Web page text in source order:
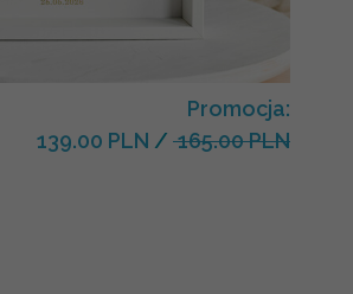
Promocja:
139.00 PLN / 165.00 PLN